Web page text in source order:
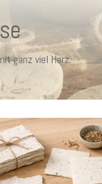
ganz viel Herz.